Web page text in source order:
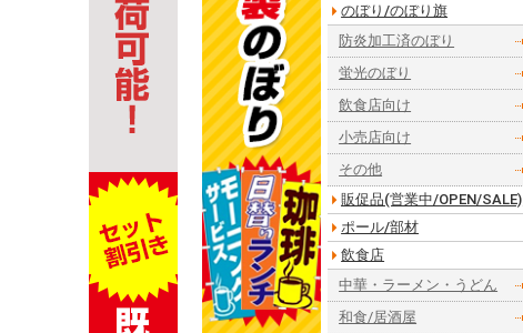
のぼり/のぼり旗
防炎加工済のぼり
蛍光のぼり
飲食店向け
小売店向け
その他
販促品(営業中/OPEN/SALE)
ポール/部材
飲食店
中華・ラーメン・うどん
和食/居酒屋